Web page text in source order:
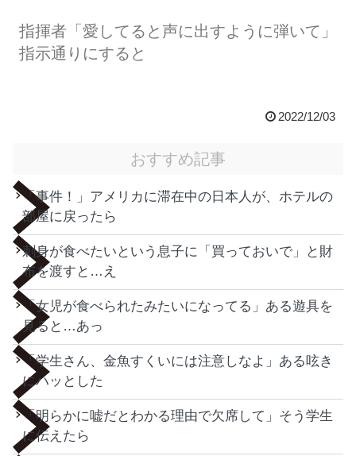
指揮者「愛してると声に出すように弾いて」
指示通りにすると
2022/12/03
おすすめ記事
「事件！」アメリカに滞在中の日本人が、ホテルの
部屋に戻ったら
刺身が食べたいという息子に「買っておいで」と財
布を渡すと…え
「女児が食べられたみたいになってる」ある遊具を
見ると…あっ
「学生さん、金魚すくいには注意しなよ」ある呟き
にハッとした
「明らかに嘘だとわかる理由で欠席して」そう学生
に伝えたら